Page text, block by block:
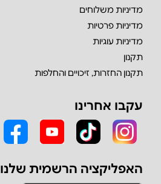
מדיניות משלוחים
מדיניות פרטיות
מדיניות עוגיות
תקנון
תקנון החזרות, זיכויים והחלפות
עקבו אחרינו
האפליקציה הרשמית שלנו